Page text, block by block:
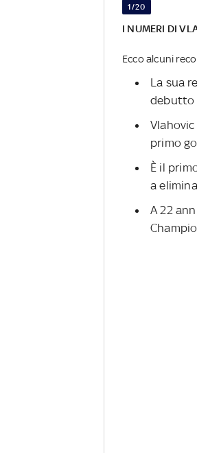
1/20
I NUMERI DI
Ecco alcuni
La sua
debutto
primo
È il
a
A 22